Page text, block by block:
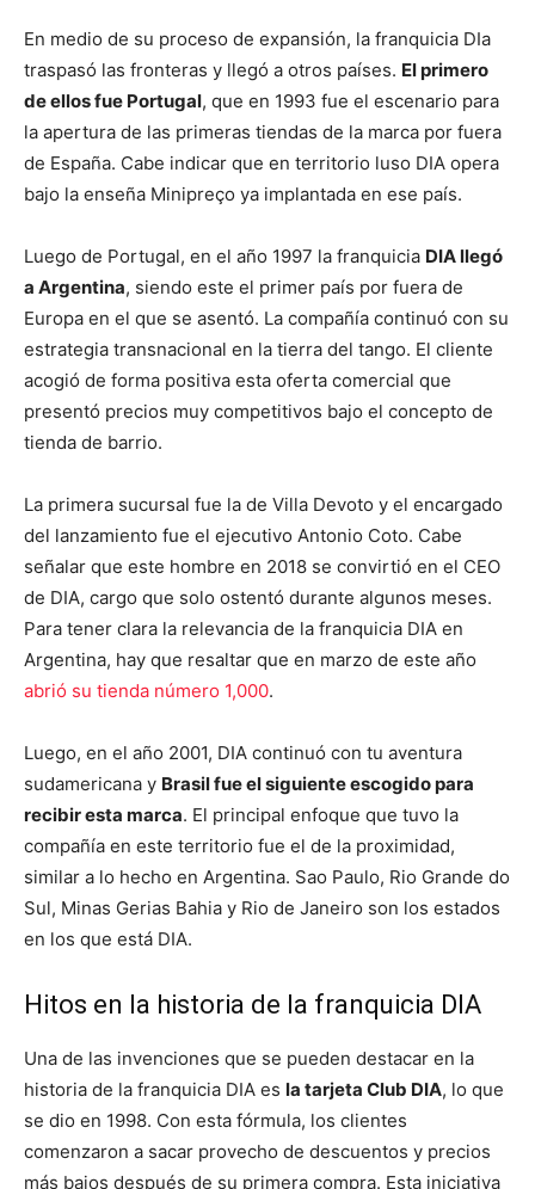
En medio de su proceso de expansión, la franquicia DIa
traspasó las fronteras y llegó a otros países. El primero
de ellos fue Portugal, que en 1993 fue el escenario para
la apertura de las primeras tiendas de la marca por fuera
de España. Cabe indicar que en territorio luso DIA opera
bajo la enseña Minipreço ya implantada en ese país.
Luego de Portugal, en el año 1997 la franquicia DIA llegó
a Argentina, siendo este el primer país por fuera de
Europa en el que se asentó. La compañía continuó con su
estrategia transnacional en la tierra del tango. El cliente
acogió de forma positiva esta oferta comercial que
presentó precios muy competitivos bajo el concepto de
tienda de barrio.
La primera sucursal fue la de Villa Devoto y el encargado
del lanzamiento fue el ejecutivo Antonio Coto. Cabe
señalar que este hombre en 2018 se convirtió en el CEO
de DIA, cargo que solo ostentó durante algunos meses.
Para tener clara la relevancia de la franquicia DIA en
Argentina, hay que resaltar que en marzo de este año
abrió su tienda número 1,000.
Luego, en el año 2001, DIA continuó con tu aventura
sudamericana y Brasil fue el siguiente escogido para
recibir esta marca. El principal enfoque que tuvo la
compañía en este territorio fue el de la proximidad,
similar a lo hecho en Argentina. Sao Paulo, Rio Grande do
Sul, Minas Gerias Bahia y Rio de Janeiro son los estados
en los que está DIA.
Hitos en la historia de la franquicia DIA
Una de las invenciones que se pueden destacar en la
historia de la franquicia DIA es la tarjeta Club DIA, lo que
se dio en 1998. Con esta fórmula, los clientes
comenzaron a sacar provecho de descuentos y precios
más bajos después de su primera compra. Esta iniciativa